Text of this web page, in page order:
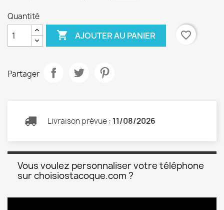
Quantité
 AJOUTER AU PANIER favorite_border
Partager
Livraison prévue : 11/08/2026
Vous voulez personnaliser votre téléphone
sur choisiostacoque.com ?